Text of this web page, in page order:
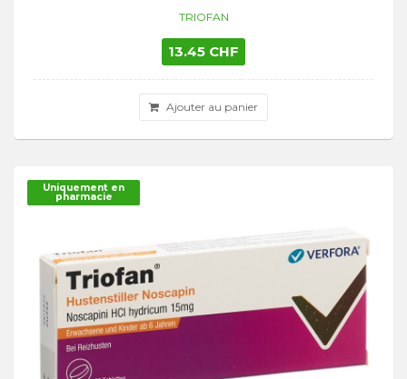
TRIOFAN
13.45 CHF
Ajouter au panier
Uniquement en
pharmacie